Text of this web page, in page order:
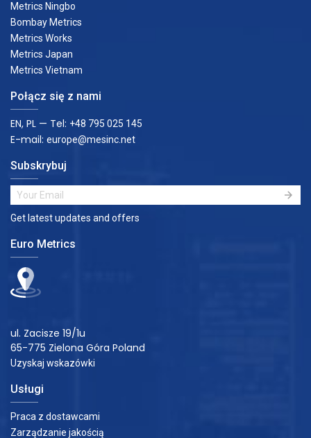
Metrics Ningbo
Bombay Metrics
Metrics Works
Metrics Japan
Metrics Vietnam
Połącz się z nami
EN, PL — Tel: +48 795 025 145
E-mail: europe@mesinc.net
Subskrybuj
Get latest updates and offers
Euro Metrics
ul. Zacisze 19/1u
65-775 Zielona Góra Poland
Uzyskaj wskazówki
Usługi
Praca z dostawcami
Zarządzanie jakością